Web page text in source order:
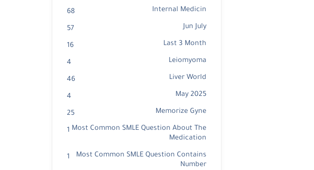
Internal Medicin
68
Jun July
57
Last 3 Month
16
Leiomyoma
4
Liver World
46
May 2025
4
Memorize Gyne
25
Most Common SMLE Question About The
Medication
1
Most Common SMLE Question Contains
Number
1